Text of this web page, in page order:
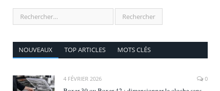
NOUVEAUX TOP ARTICLES MOTS CLÉS
4 FÉVRIER 2026 0